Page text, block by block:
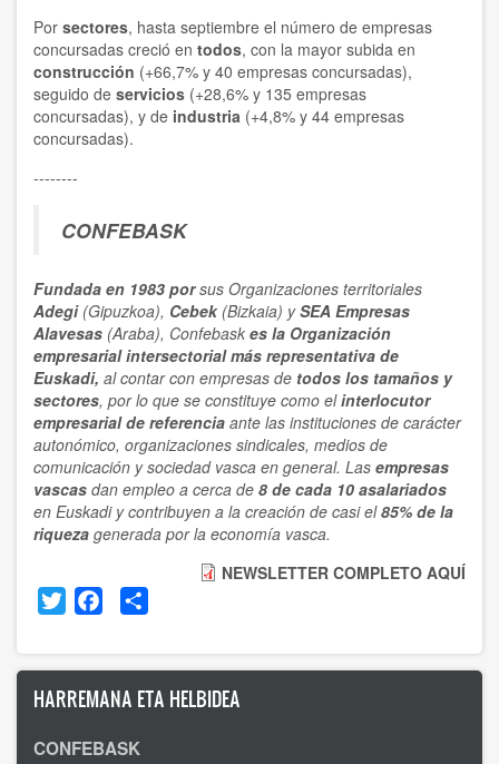
Por sectores, hasta septiembre el número de empresas
concursadas creció en todos, con la mayor subida en
construcción (+66,7% y 40 empresas concursadas),
seguido de servicios (+28,6% y 135 empresas
concursadas), y de industria (+4,8% y 44 empresas
concursadas).
--------
CONFEBASK
Fundada en 1983 porsus Organizaciones territoriales
Adegi (Gipuzkoa), Cebek(Bizkaia) ySEA Empresas
Alavesas (Araba), Confebask es la Organización
empresarial intersectorial más representativa de
Euskadi, al contar con empresas de todos los tamaños y
sectores, por lo que se constituye como elinterlocutor
empresarial de referencia ante las instituciones de carácter
autonómico, organizaciones sindicales, medios de
comunicación y sociedad vasca en general. Las empresas
vascas dan empleo a cerca de 8 de cada 10 asalariados
en Euskadi y contribuyen a la creación de casi el85% de la
riqueza generada por la economía vasca.
NEWSLETTER COMPLETO AQUÍ
Twitter Facebook
HARREMANA ETA HELBIDEA
CONFEBASK